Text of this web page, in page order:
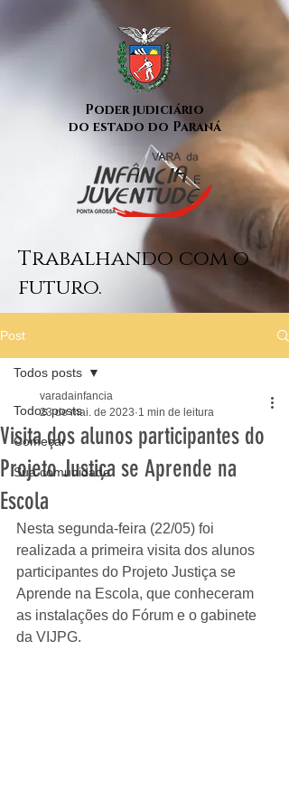
Poder judiciário
do estado do Paraná
Trabalhando com o
futuro.
Post
Todos posts
Começar
Sua comunidade
Todos posts
Visita dos alunos participantes do
Projeto Justiça se Aprende na
Escola
varadainfancia
23 de mai. de 2023 1 min de leitura
Nesta segunda-feira (22/05) foi
realizada a primeira visita dos alunos
participantes do Projeto Justiça se
Aprende na Escola, que conheceram
as instalações do Fórum e o gabinete
da VIJPG.